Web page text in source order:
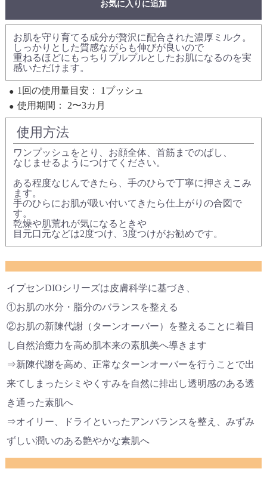
お気に入りに追加
お肌を守り育てる成分が贅沢に配合された濃厚ミルク。
しっかりとした質感ながらも伸びが良いので
重ねるほどにもっちりプルプルとしたお肌になるのを実
感いただけます。
1回の使用量目安：
1プッシュ
使用期間：
2〜3カ月
使用方法
ワンプッシュをとり、お顔全体、首筋までのばし、
なじませるようにつけてください。
ある程度なじんできたら、手のひらで丁寧に押さえこみ
ます。
手のひらにお肌が吸い付いてきたら仕上がりの合図で
す。
乾燥や肌荒れが気になるときや
目元口元などは2度つけ、3度つけがお勧めです。
イプセンDIOシリーズは皮膚科学に基づき、
①お肌の水分・脂分のバランスを整える
②お肌の新陳代謝（ターンオーバー）を整えることに着目
し自然治癒力を高め肌本来の素肌美へ導きます
⇒新陳代謝を高め、正常なターンオーバーを行うことで出
来てしまったシミやくすみを自然に排出し透明感のある透
き通った素肌へ
⇒オイリー、ドライといったアンバランスを整え、みずみ
ずしい潤いのある艶やかな素肌へ